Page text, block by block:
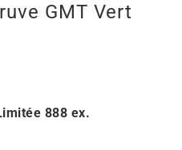
GMT Vert
888 ex.